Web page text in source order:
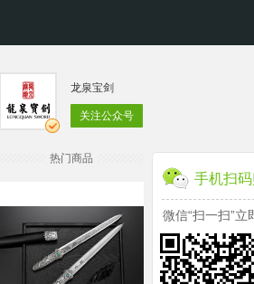
龙泉宝剑
关注公众号
热门商品
手机扫
微信“扫一扫”立